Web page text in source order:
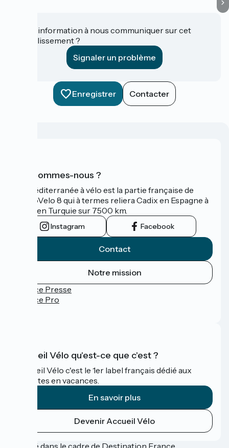
Une information à nous communiquer sur cet
établissement ?
Signaler un problème
Enregistrer Contacter
Qui sommes-nous ?
La Méditerranée à vélo est la partie française de
l'EuroVelo 8 qui à termes reliera Cadix en Espagne à
Izmir en Turquie sur 7500 km.
Instagram Facebook
Contact
Notre mission
Espace Presse
Espace Pro
Accueil Vélo qu'est-ce que c'est ?
Accueil Vélo c'est le 1er label français dédié aux
cyclistes en vacances.
En savoir plus
Devenir Accueil Vélo